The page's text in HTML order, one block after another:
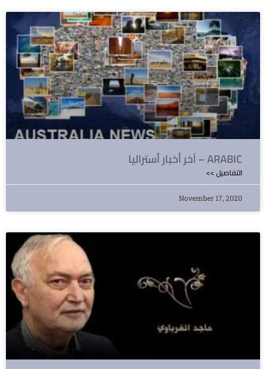
آخر أخبار أستراليا – ARABIC
<< التفاصيل
November 17, 2020